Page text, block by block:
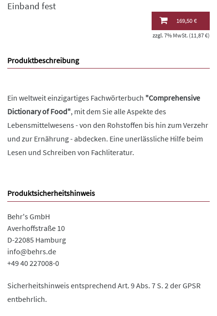
Einband fest
169,50 €
zzgl. 7% MwSt. (11,87 €)
Produktbeschreibung
Ein weltweit einzigartiges Fachwörterbuch "Comprehensive
Dictionary of Food", mit dem Sie alle Aspekte des
Lebensmittelwesens - von den Rohstoffen bis hin zum Verzehr
und zur Ernährung - abdecken. Eine unerlässliche Hilfe beim
Lesen und Schreiben von Fachliteratur.
Produktsicherheitshinweis
Behr's GmbH
Averhoffstraße 10
D-22085 Hamburg
info@behrs.de
+49 40 227008-0
Sicherheitshinweis entsprechend Art. 9 Abs. 7 S. 2 der GPSR
entbehrlich.